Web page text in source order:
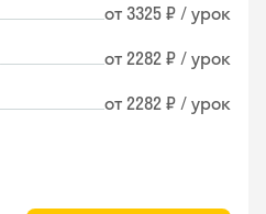
от 3325 ₽ / урок
от 2282 ₽ / урок
от 2282 ₽ / урок